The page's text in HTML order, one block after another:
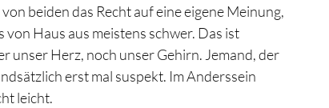
beiden das Recht auf eine eigene Meinung,
Haus aus meistens schwer. Das ist
unser Herz, noch unser Gehirn. Jemand, der
erst mal suspekt. Im Anderssein
leicht.